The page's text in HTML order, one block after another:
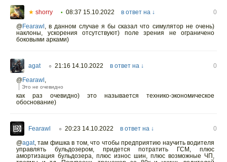
★ shorry • 08:37 15.10.2022 в ответ на ↓
0
@Fearawl
в данном случае я бы сказал что симулятор не очень)
наклоны, ускорения отсутствуют) поле зрения не ограничено
боковыми арками)
agat ○ 21:16 14.10.2022 в ответ на ↓
0
@Fearawl
Это не очевидно
как раз очевидно) это называется технико-экономическое
обоснование)
Fearawl ○ 20:23 14.10.2022 в ответ на ↓
0
@agat, там фишка в том, что чтобы предприятию научить водителя
управлять бульдозером, придется потратить ГСМ, плюс
амортизация бульдозера, плюс износ шин, плюс возможные ЧП,